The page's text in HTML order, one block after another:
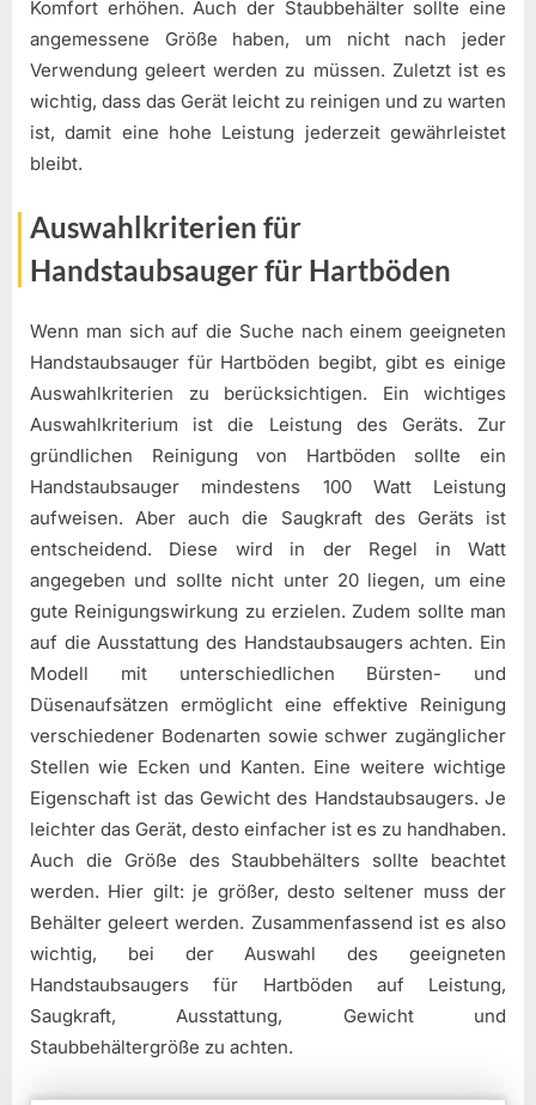
Komfort erhöhen. Auch der Staubbehälter sollte eine
angemessene Größe haben, um nicht nach jeder
Verwendung geleert werden zu müssen. Zuletzt ist es
wichtig, dass das Gerät leicht zu reinigen und zu warten
ist, damit eine hohe Leistung jederzeit gewährleistet
bleibt.
Auswahlkriterien für
Handstaubsauger für Hartböden
Wenn man sich auf die Suche nach einem geeigneten
Handstaubsauger für Hartböden begibt, gibt es einige
Auswahlkriterien zu berücksichtigen. Ein wichtiges
Auswahlkriterium ist die Leistung des Geräts. Zur
gründlichen Reinigung von Hartböden sollte ein
Handstaubsauger mindestens 100 Watt Leistung
aufweisen. Aber auch die Saugkraft des Geräts ist
entscheidend. Diese wird in der Regel in Watt
angegeben und sollte nicht unter 20 liegen, um eine
gute Reinigungswirkung zu erzielen. Zudem sollte man
auf die Ausstattung des Handstaubsaugers achten. Ein
Modell mit unterschiedlichen Bürsten- und
Düsenaufsätzen ermöglicht eine effektive Reinigung
verschiedener Bodenarten sowie schwer zugänglicher
Stellen wie Ecken und Kanten. Eine weitere wichtige
Eigenschaft ist das Gewicht des Handstaubsaugers. Je
leichter das Gerät, desto einfacher ist es zu handhaben.
Auch die Größe des Staubbehälters sollte beachtet
werden. Hier gilt: je größer, desto seltener muss der
Behälter geleert werden. Zusammenfassend ist es also
wichtig, bei der Auswahl des geeigneten
Handstaubsaugers für Hartböden auf Leistung,
Saugkraft, Ausstattung, Gewicht und
Staubbehältergröße zu achten.